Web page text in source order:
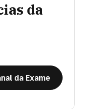
da
da Exame